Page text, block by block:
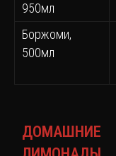
950мл
Боржоми,
500мл
ДОМАШНИЕ